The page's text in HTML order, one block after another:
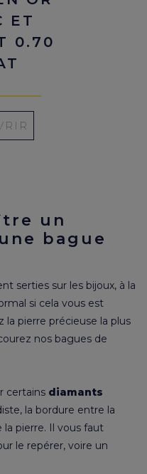
ET
0.70
un
bague
serties sur les bijoux, à la
si cela vous est
la pierre précieuse la plus
nos bagues de
certains diamants
la bordure entre la
la pierre. Il vous faut
le repérer, voire un